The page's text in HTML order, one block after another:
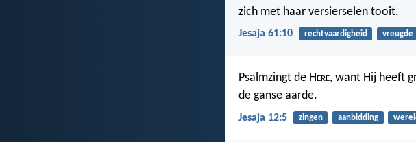
zich met haar versierselen tooit.
Jesaja 61:10 rechtvaardigheid vreugde
Psalmzingt de Here, want Hij heeft
de ganse aarde.
Jesaja 12:5 zingen aanbidding